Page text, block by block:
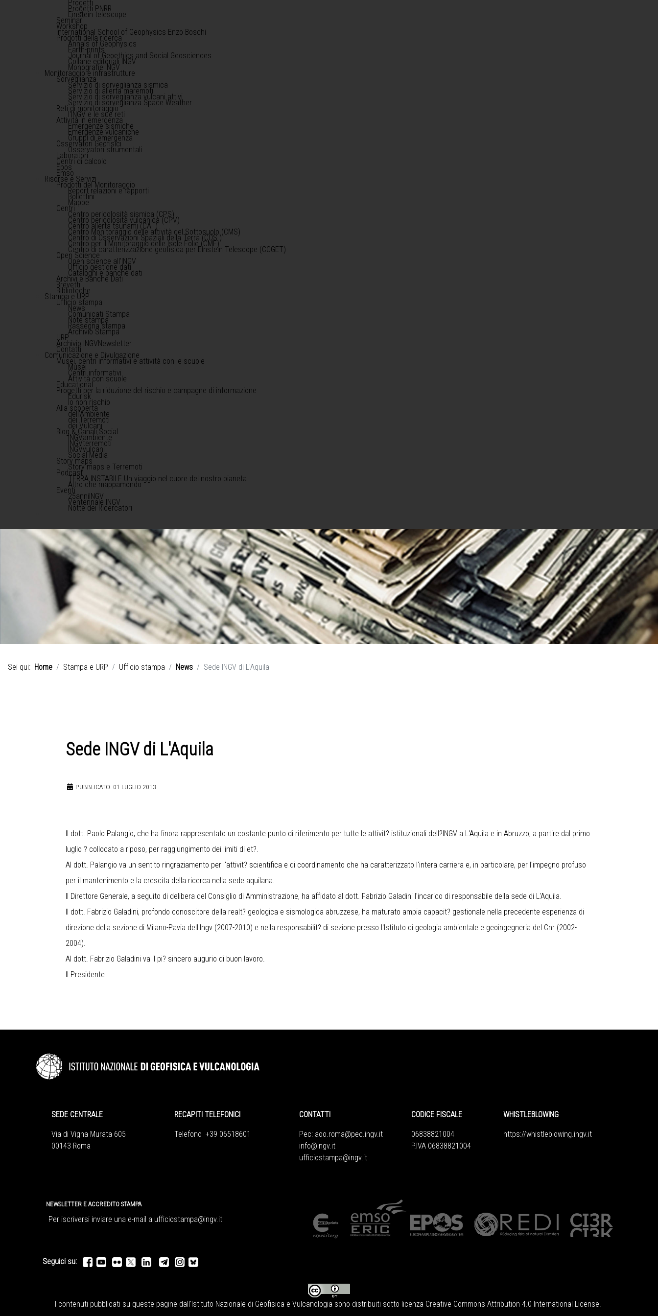
Progetti
Progetti PNRR
Einstein telescope
Seminari
Workshop
International School of Geophysics Enzo Boschi
Prodotti della ricerca
Annals of Geophysics
Earth-prints
Journal of Geoethics and Social Geosciences
Collane editoriali INGV
Monografie INGV
Monitoraggio e infrastrutture
Sorveglianza
Servizio di sorveglianza sismica
Servizio di allerta maremoti
Servizio di sorveglianza vulcani attivi
Servizio di sorveglianza Space Weather
Reti di monitoraggio
l'INGV e le sue reti
Attività in emergenza
Emergenze sismiche
Emergenze vulcaniche
Gruppi di emergenza
Osservatori Geofisici
Osservatori strumentali
Laboratori
Centri di calcolo
Epos
Emso
Risorse e Servizi
Prodotti del Monitoraggio
Report relazioni e rapporti
Bollettini
Mappe
Centri
Centro pericolosità sismica (CPS)
Centro pericolosità vulcanica (CPV)
Centro allerta tsunami (CAT)
Centro Monitoraggio delle attività del Sottosuolo (CMS)
Centro di Osservazioni Spaziali della Terra (COS )
Centro per il Monitoraggio delle Isole Eolie (CME)
Centro di caratterizzazione geofisica per Einstein Telescope (CCGET)
Open Science
Open science all'INGV
Ufficio gestione dati
Cataloghi e banche dati
Archivi e Banche Dati
Brevetti
Biblioteche
Stampa e URP
Ufficio stampa
News
Comunicati Stampa
Note stampa
Rassegna stampa
Archivio Stampa
URP
Archivio INGVNewsletter
Contatti
Comunicazione e Divulgazione
Musei, centri informativi e attività con le scuole
Musei
Centri informativi
Attività con scuole
Educational
Progetti per la riduzione del rischio e campagne di informazione
Edurisk
Io non rischio
Alla scoperta
dell'Ambiente
dei Terremoti
dei Vulcani
Blog & Canali Social
INGVambiente
INGVterremoti
INGVvulcani
Social Media
Story maps
Story maps e Terremoti
Podcast
TERRA INSTABILE Un viaggio nel cuore del nostro pianeta
Altro che mappamondo
Eventi
25anniINGV
Ventennale INGV
Notte dei Ricercatori
Sei qui: Home Stampa e URP Ufficio stampa News Sede INGV di L'Aquila
Sede INGV di L'Aquila
PUBBLICATO: 01 LUGLIO 2013
Il dott. Paolo Palangio, che ha finora rappresentato un costante punto di riferimento per tutte le attivit? istituzionali dell?INGV a L'Aquila e in Abruzzo, a partire dal primo
luglio ? collocato a riposo, per raggiungimento dei limiti di et?.
Al dott. Palangio va un sentito ringraziamento per l'attivit? scientifica e di coordinamento che ha caratterizzato l'intera carriera e, in particolare, per l'impegno profuso
per il mantenimento e la crescita della ricerca nella sede aquilana.
Il Direttore Generale, a seguito di delibera del Consiglio di Amministrazione, ha affidato al dott. Fabrizio Galadini l'incarico di responsabile della sede di L'Aquila.
Il dott. Fabrizio Galadini, profondo conoscitore della realt? geologica e sismologica abruzzese, ha maturato ampia capacit? gestionale nella precedente esperienza di
direzione della sezione di Milano-Pavia dell'Ingv (2007-2010) e nella responsabilit? di sezione presso l'Istituto di geologia ambientale e geoingegneria del Cnr (2002-
2004).
Al dott. Fabrizio Galadini va il pi? sincero augurio di buon lavoro.
Il Presidente
SEDE CENTRALE
Via di Vigna Murata 605
00143 Roma
RECAPITI TELEFONICI
Telefono +39 06518601
CONTATTI
Pec: aoo.roma@pec.ingv.it
info@ingv.it
ufficiostampa@ingv.it
CODICE FISCALE
06838821004
P.IVA 06838821004
WHISTLEBLOWING
https://whistleblowing.ingv.it
NEWSLETTER E ACCREDITO STAMPA
Per iscriversi inviare una e-mail a ufficiostampa@ingv.it
Seguici su:
I contenuti pubblicati su queste pagine dall'Istituto Nazionale di Geofisica e Vulcanologia sono distribuiti sotto licenza Creative Commons Attribution 4.0 International License.